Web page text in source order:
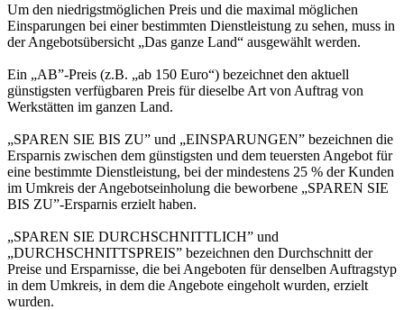
Um den niedrigstmöglichen Preis und die maximal möglichen
Einsparungen bei einer bestimmten Dienstleistung zu sehen, muss in
der Angebotsübersicht „Das ganze Land“ ausgewählt werden.
Ein „AB”-Preis (z.B. „ab 150 Euro“) bezeichnet den aktuell
günstigsten verfügbaren Preis für dieselbe Art von Auftrag von
Werkstätten im ganzen Land.
„SPAREN SIE BIS ZU” und „EINSPARUNGEN” bezeichnen die
Ersparnis zwischen dem günstigsten und dem teuersten Angebot für
eine bestimmte Dienstleistung, bei der mindestens 25 % der Kunden
im Umkreis der Angebotseinholung die beworbene „SPAREN SIE
BIS ZU”-Ersparnis erzielt haben.
„SPAREN SIE DURCHSCHNITTLICH” und
„DURCHSCHNITTSPREIS” bezeichnen den Durchschnitt der
Preise und Ersparnisse, die bei Angeboten für denselben Auftragstyp
in dem Umkreis, in dem die Angebote eingeholt wurden, erzielt
wurden.